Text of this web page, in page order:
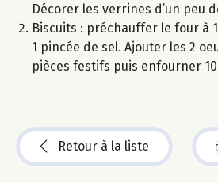
Décorer les verrines d’un peu
Biscuits : préchauffer le four à
1 pincée de sel. Ajouter les 2
pièces festifs puis enfourner
Retour à la liste